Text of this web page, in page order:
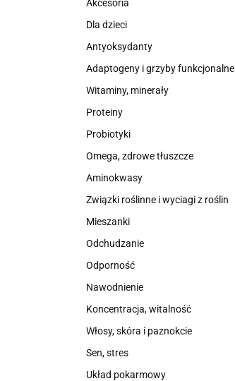
Akcesoria
Dla dzieci
Antyoksydanty
Adaptogeny i grzyby funkcjonalne
Witaminy, minerały
Proteiny
Probiotyki
Omega, zdrowe tłuszcze
Aminokwasy
Związki roślinne i wyciagi z roślin
Mieszanki
Odchudzanie
Odporność
Nawodnienie
Koncentracja, witalność
Włosy, skóra i paznokcie
Sen, stres
Układ pokarmowy